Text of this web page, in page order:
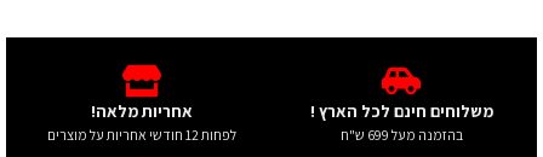
משלוחים חינם לכל הארץ !
בהזמנה מעל 699 ש"ח
אחריות מלאה!
לפחות 12 חודשי אחריות על מוצרים